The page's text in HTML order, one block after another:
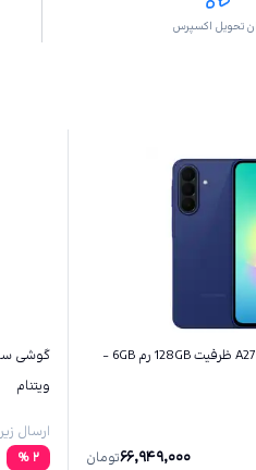
تحویل اکسپرس
گوشی سامسونگ گلکسی A27 ظرفیت 128GB رم 6GB -
66,949,000تومان
ویتنام
ارسال زیر ۳ ساعت
2
%